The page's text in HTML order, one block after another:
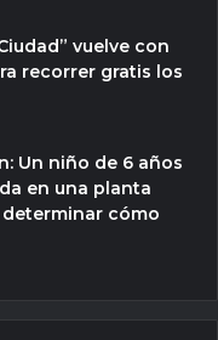
vuelve con
recorrer gratis los
Un niño de 6 años
en una planta
cómo